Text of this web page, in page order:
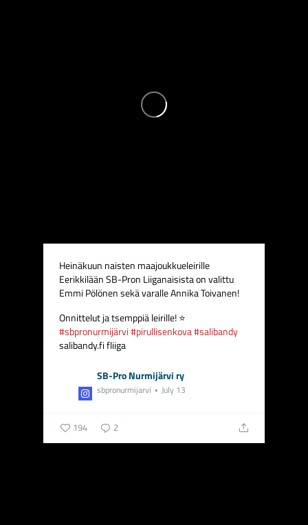
Heinäkuun naisten maajoukkueleirille
Eerikkilään SB-Pron Liiganaisista on valittu
Emmi Pölönen sekä varalle Annika Toivanen!
Onnittelut ja tsemppiä leirille! ⭐
#sbpronurmijärvi#pirullisenkova#salibandy
salibandy.fi fliiga
SB-Pro Nurmijärvi ry
sbpronurmijarvi July 13
194 2